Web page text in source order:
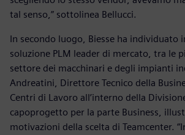
tal senso,” sottolinea Bellucci.
In secondo luogo, Biesse ha individuato
soluzione PLM leader di mercato, tra le
settore dei macchinari e degli impianti
Andreatini, Direttore Tecnico della
Centri di Lavoro all’interno della
capoprogetto per la parte Business,
motivazioni della scelta di Teamcenter.